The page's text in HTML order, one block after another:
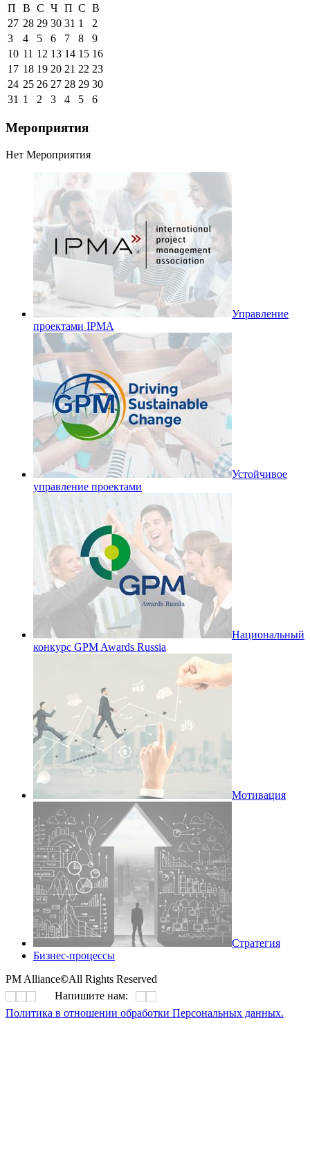
П В С Ч П С В
27 28 29 30 31 1
2
3
4 5 6 7 8
9
10 11 12 13 14 15 16
17 18 19 20 21 22 23
24 25 26 27 28 29 30
31 1 2 3 4 5 6
Мероприятия
Нет Мероприятия
Управление
проектами IPMA
Устойчивое
управление проектами
Национальный
конкурс GPM Awards Russia
Мотивация
Стратегия
Бизнес-процессы
PM Alliance©All Rights Reserved
Напишите нам:
Политика в отношении обработки Персональных данных.